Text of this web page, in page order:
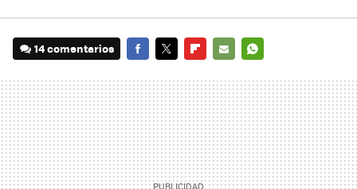
14 comentarios
MAIL